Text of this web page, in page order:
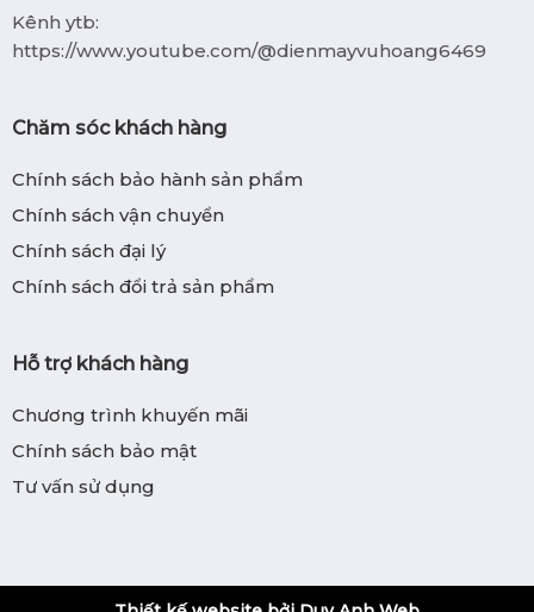
Kênh ytb:
https://www.youtube.com/@dienmayvuhoang6469
Chăm sóc khách hàng
Chính sách bảo hành sản phẩm
Chính sách vận chuyển
Chính sách đại lý
Chính sách đổi trả sản phẩm
Hỗ trợ khách hàng
Chương trình khuyến mãi
Chính sách bảo mật
Tư vấn sử dụng